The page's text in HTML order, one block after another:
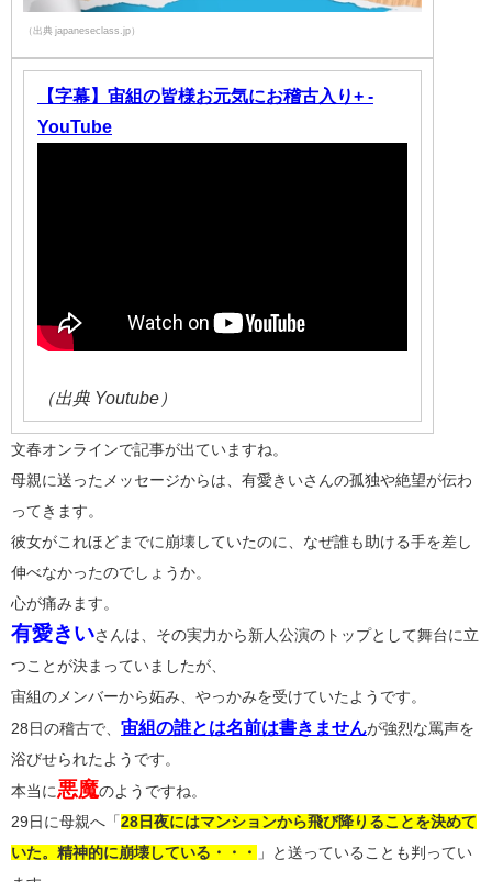
（出典 japaneseclass.jp）
【字幕】宙組の皆様お元気にお稽古入り+ -
YouTube
（出典 Youtube）
文春オンラインで記事が出ていますね。
母親に送ったメッセージからは、有愛きいさんの孤独や絶望が伝わ
ってきます。
彼女がこれほどまでに崩壊していたのに、なぜ誰も助ける手を差し
伸べなかったのでしょうか。
心が痛みます。
有愛きいさんは、その実力から新人公演のトップとして舞台に立
つことが決まっていましたが、
宙組のメンバーから妬み、やっかみを受けていたようです。
28日の稽古で、 宙組の誰とは名前は書きませんが強烈な罵声を
浴びせられたようです。
本当に 悪魔のようですね。
29日に母親へ「 28日夜にはマンションから飛び降りることを決めて
いた。精神的に崩壊している・・・
」と送っていることも判ってい